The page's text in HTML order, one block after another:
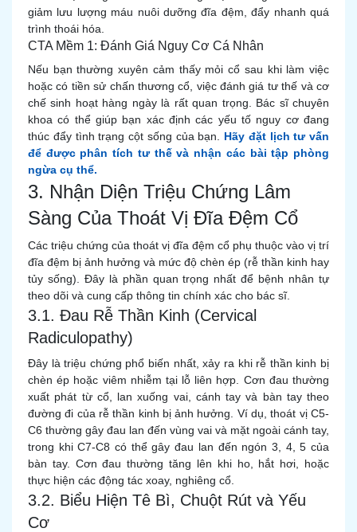
giảm lưu lượng máu nuôi dưỡng đĩa đệm, đẩy nhanh quá
trình thoái hóa.
CTA Mềm 1: Đánh Giá Nguy Cơ Cá Nhân
Nếu bạn thường xuyên cảm thấy mỏi cổ sau khi làm việc
hoặc có tiền sử chấn thương cổ, việc đánh giá tư thế và cơ
chế sinh hoạt hàng ngày là rất quan trọng. Bác sĩ chuyên
khoa có thể giúp bạn xác định các yếu tố nguy cơ đang
thúc đẩy tình trạng cột sống của bạn. Hãy đặt lịch tư vấn
để được phân tích tư thế và nhận các bài tập phòng
ngừa cụ thể.
3. Nhận Diện Triệu Chứng Lâm
Sàng Của Thoát Vị Đĩa Đệm Cổ
Các triệu chứng của thoát vị đĩa đệm cổ phụ thuộc vào vị trí
đĩa đệm bị ảnh hưởng và mức độ chèn ép (rễ thần kinh hay
tủy sống). Đây là phần quan trọng nhất để bệnh nhân tự
theo dõi và cung cấp thông tin chính xác cho bác sĩ.
3.1. Đau Rễ Thần Kinh (Cervical
Radiculopathy)
Đây là triệu chứng phổ biến nhất, xảy ra khi rễ thần kinh bị
chèn ép hoặc viêm nhiễm tại lỗ liên hợp. Cơn đau thường
xuất phát từ cổ, lan xuống vai, cánh tay và bàn tay theo
đường đi của rễ thần kinh bị ảnh hưởng. Ví dụ, thoát vị C5-
C6 thường gây đau lan đến vùng vai và mặt ngoài cánh tay,
trong khi C7-C8 có thể gây đau lan đến ngón 3, 4, 5 của
bàn tay. Cơn đau thường tăng lên khi ho, hắt hơi, hoặc
thực hiện các động tác xoay, nghiêng cổ.
3.2. Biểu Hiện Tê Bì, Chuột Rút và Yếu
Cơ